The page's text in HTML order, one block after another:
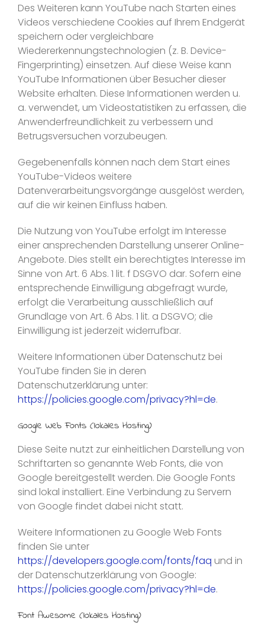
Des Weiteren kann YouTube nach Starten eines
Videos verschiedene Cookies auf Ihrem Endgerät
speichern oder vergleichbare
Wiedererkennungstechnologien (z. B. Device-
Fingerprinting) einsetzen. Auf diese Weise kann
YouTube Informationen über Besucher dieser
Website erhalten. Diese Informationen werden u.
a. verwendet, um Videostatistiken zu erfassen, die
Anwenderfreundlichkeit zu verbessern und
Betrugsversuchen vorzubeugen.
Gegebenenfalls können nach dem Start eines
YouTube-Videos weitere
Datenverarbeitungsvorgänge ausgelöst werden,
auf die wir keinen Einfluss haben.
Die Nutzung von YouTube erfolgt im Interesse
einer ansprechenden Darstellung unserer Online-
Angebote. Dies stellt ein berechtigtes Interesse im
Sinne von Art. 6 Abs. 1 lit. f DSGVO dar. Sofern eine
entsprechende Einwilligung abgefragt wurde,
erfolgt die Verarbeitung ausschließlich auf
Grundlage von Art. 6 Abs. 1 lit. a DSGVO; die
Einwilligung ist jederzeit widerrufbar.
Weitere Informationen über Datenschutz bei
YouTube finden Sie in deren
Datenschutzerklärung unter:
https://policies.google.com/privacy?hl=de.
Google Web Fonts (lokales Hosting)
Diese Seite nutzt zur einheitlichen Darstellung von
Schriftarten so genannte Web Fonts, die von
Google bereitgestellt werden. Die Google Fonts
sind lokal installiert. Eine Verbindung zu Servern
von Google findet dabei nicht statt.
Weitere Informationen zu Google Web Fonts
finden Sie unter
https://developers.google.com/fonts/faq und in
der Datenschutzerklärung von Google:
https://policies.google.com/privacy?hl=de.
Font Awesome (lokales Hosting)